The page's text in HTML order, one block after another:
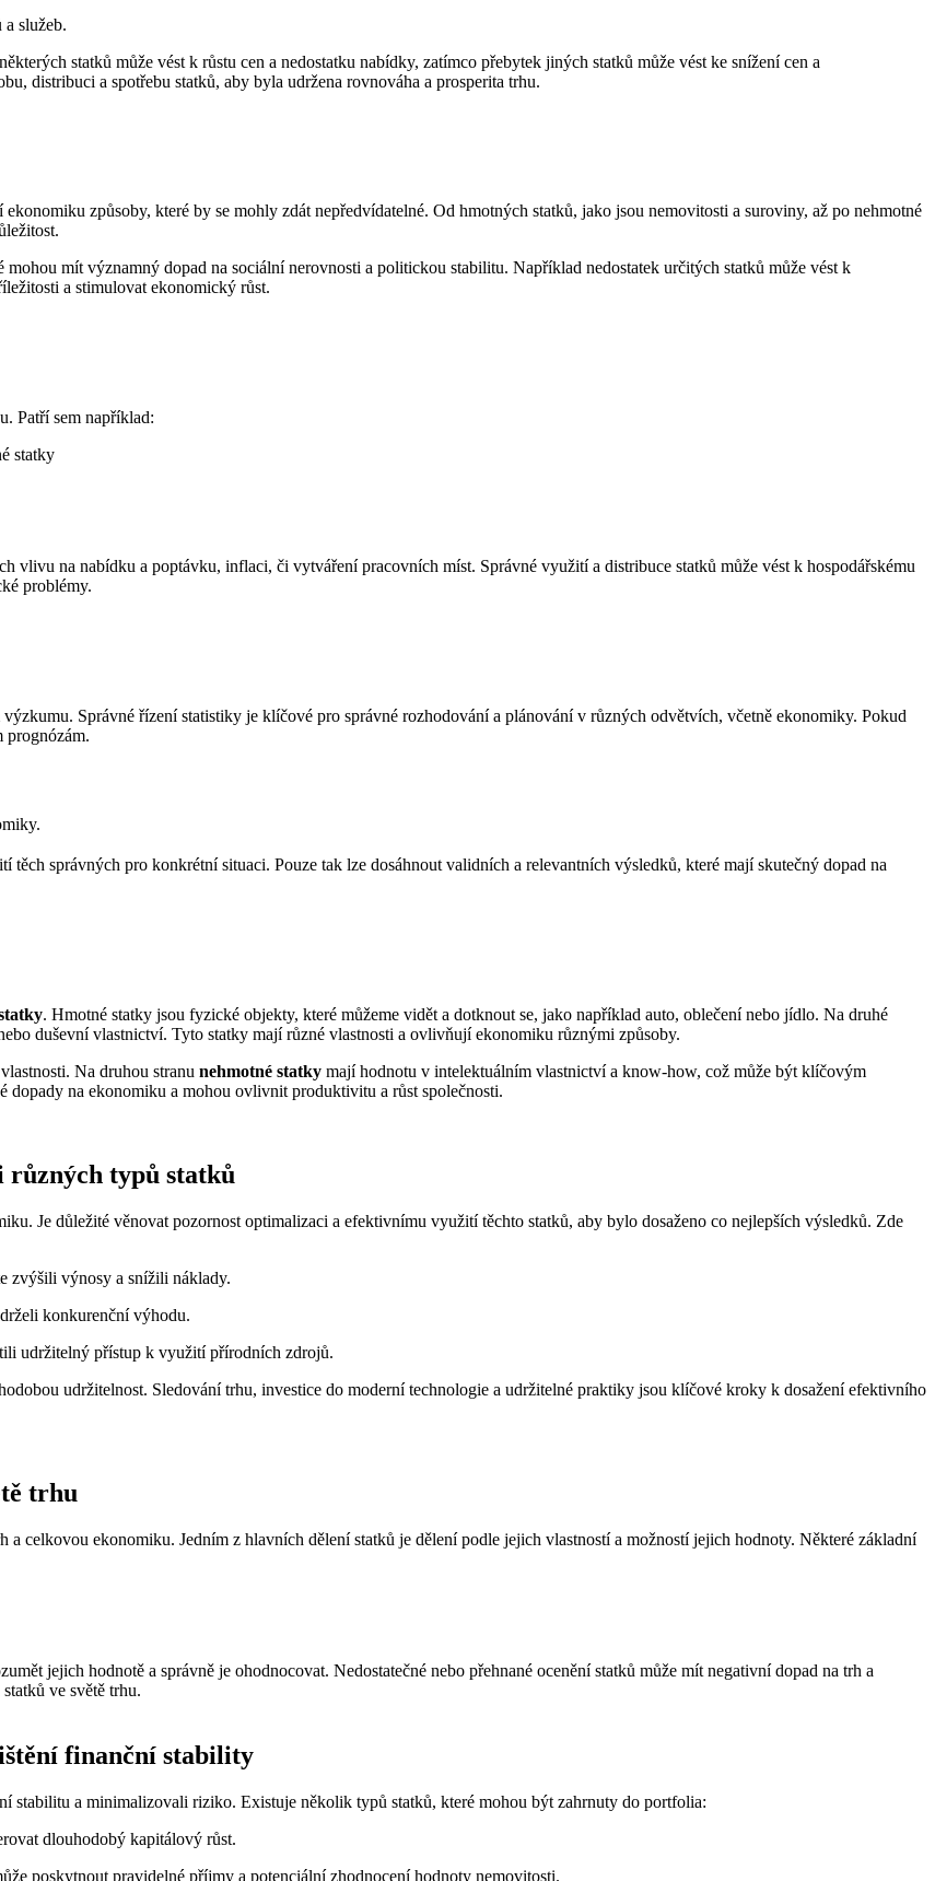
služeb.
statků může vést k růstu cen a nedostatku nabídky, zatímco přebytek jiných statků může vést ke snížení cen a
distribuci a spotřebu statků, aby byla udržena rovnováha a prosperita trhu.
způsoby, které by se mohly zdát nepředvídatelné. Od hmotných statků, jako jsou nemovitosti a suroviny, až po nehmotné
mít významný dopad na sociální nerovnosti a politickou stabilitu. Například nedostatek určitých statků může vést k
a stimulovat ekonomický růst.
Patří sem například:
statky
vlivu na nabídku a poptávku, inflaci, či vytváření pracovních míst. Správné využití a distribuce statků může vést k hospodářskému
problémy.
Správné řízení statistiky je klíčové pro správné rozhodování a plánování v různých odvětvích, včetně ekonomiky. Pokud
prognózám.
správných pro konkrétní situaci. Pouze tak lze dosáhnout validních a relevantních výsledků, které mají skutečný dopad na
. Hmotné statky jsou fyzické objekty, které můžeme vidět a dotknout se, jako například auto, oblečení nebo jídlo. Na druhé
duševní vlastnictví. Tyto statky mají různé vlastnosti a ovlivňují ekonomiku různými způsoby.
Na druhou stranu nehmotné statky mají hodnotu v intelektuálním vlastnictví a know-how, což může být klíčovým
na ekonomiku a mohou ovlivnit produktivitu a růst společnosti.
typů statků
Je důležité věnovat pozornost optimalizaci a efektivnímu využití těchto statků, aby bylo dosaženo co nejlepších výsledků. Zde
zvýšili výnosy a snížili náklady.
konkurenční výhodu.
udržitelný přístup k využití přírodních zdrojů.
udržitelnost. Sledování trhu, investice do moderní technologie a udržitelné praktiky jsou klíčové kroky k dosažení efektivního
trhu
celkovou ekonomiku. Jedním z hlavních dělení statků je dělení podle jejich vlastností a možností jejich hodnoty. Některé základní
jejich hodnotě a správně je ohodnocovat. Nedostatečné nebo přehnané ocenění statků může mít negativní dopad na trh a
ve světě trhu.
finanční stability
stabilitu a minimalizovali riziko. Existuje několik typů statků, které mohou být zahrnuty do portfolia:
dlouhodobý kapitálový růst.
poskytnout pravidelné příjmy a potenciální zhodnocení hodnoty nemovitosti.